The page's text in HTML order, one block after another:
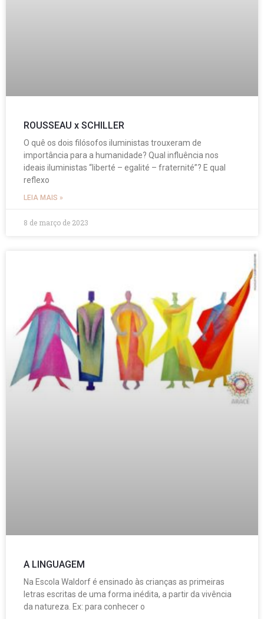
ROUSSEAU x SCHILLER
O quê os dois filósofos iluministas trouxeram de
importância para a humanidade? Qual influência nos
ideais iluministas “liberté – egalité – fraternité”? E qual
reflexo
LEIA MAIS »
8 de março de 2023
A LINGUAGEM
Na Escola Waldorf é ensinado às crianças as primeiras
letras escritas de uma forma inédita, a partir da vivência
da natureza. Ex: para conhecer o